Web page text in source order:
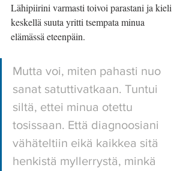
Lähipiirini varmasti toivoi parastani ja kieli
keskellä suuta yritti tsempata minua
elämässä eteenpäin.
Mutta voi, miten pahasti nuo
sanat satuttivatkaan. Tuntui
siltä, ettei minua otettu
tosissaan. Että diagnoosiani
vähäteltiin eikä kaikkea sitä
henkistä myllerrystä, minkä